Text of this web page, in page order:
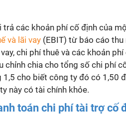
trả các khoản phí cố định của
và lãi vay (EBIT) từ báo cáo thu
chi phí thuê và các khoản
chỉnh chia cho tổng số chi phí
1,5 cho biết công ty đó có 1,50
này có tài chính khỏe.
toán chi phí tài trợ cố